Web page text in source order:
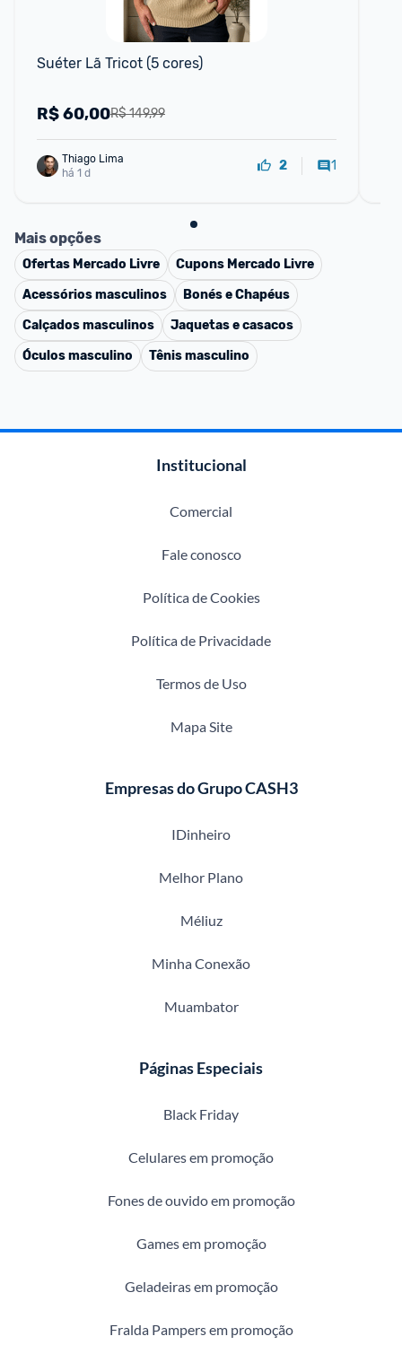
Suéter Lã Tricot (5 cores)
R$ 149,99
R$60,00
Thiago Lima
há 1 d
2 1
Mais opções
Ofertas Mercado Livre Cupons Mercado Livre
Acessórios masculinos
Bonés e Chapéus
Calçados masculinos
Jaquetas e casacos
Óculos masculino
Tênis masculino
Institucional
Comercial
Fale conosco
Política de Cookies
Política de Privacidade
Termos de Uso
Mapa Site
Empresas do Grupo CASH3
IDinheiro
Melhor Plano
Méliuz
Minha Conexão
Muambator
Páginas Especiais
Black Friday
Celulares em promoção
Fones de ouvido em promoção
Games em promoção
Geladeiras em promoção
Fralda Pampers em promoção